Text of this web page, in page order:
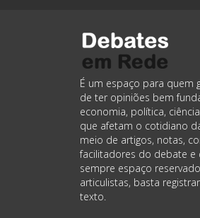
É um espaço para quem
de ter opiniões bem
economia, política,
que afetam o cotidiano
meio de artigos, notas,
facilitadores do debate e
sempre espaço
articulistas, basta
texto.